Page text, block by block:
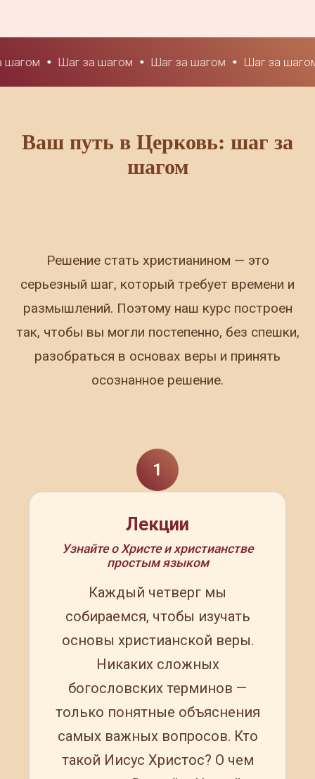
за шагом Шаг за шагом Шаг за шагом Шаг за
Ваш путь в Церковь: шаг за
шагом
Решение стать христианином — это
серьезный шаг, который требует времени и
размышлений. Поэтому наш курс построен
так, чтобы вы могли постепенно, без спешки,
разобраться в основах веры и принять
осознанное решение.
1
Лекции
Узнайте о Христе и христианстве
простым языком
Каждый четверг мы
собираемся, чтобы изучать
основы христианской веры.
Никаких сложных
богословских терминов —
только понятные объяснения
самых важных вопросов. Кто
такой Иисус Христос? О чем